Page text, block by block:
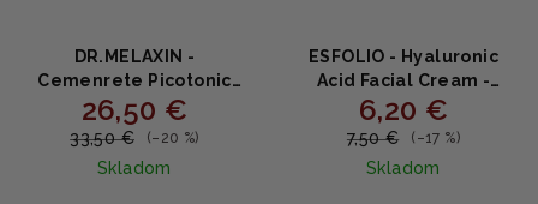
DR.MELAXIN -
Cemenrete Picotonic
Shot Pigmentation
Corrector Calcium
Cream - Korekčný krém
na pigmentáciu s
26,50 €
33,50 € (–20 %)
Skladom
ESFOLIO - Hyaluronic
Acid Facial Cream -
Intenzívne hydratačný
krém s kyselinou
hyalurónovou 50g
6,20 €
7,50 € (–17 %)
Skladom